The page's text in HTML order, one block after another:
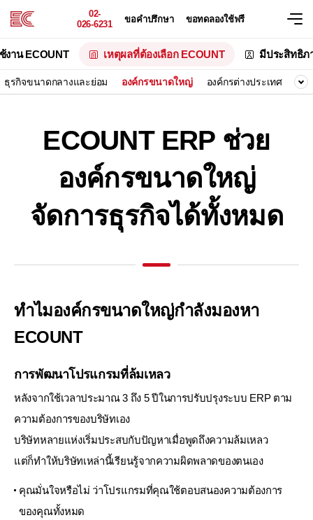
02-
026-6231
ขอคำปรึกษา ขอทดลองใช้ฟรี
งาน ECOUNT เหตุผลที่ต้องเลือก ECOUNT มีประสิทธิ
ธุรกิจขนาดกลางและย่อม องค์กรขนาดใหญ่ องค์กรต่างประเทศ ร้า
ECOUNT ERP ช่วย
องค์กรขนาดใหญ่
จัดการธุรกิจได้ทั้งหมด
ทำไมองค์กรขนาดใหญ่กำลังมองหา
ECOUNT
การพัฒนาโปรแกรมที่ล้มเหลว
หลังจากใช้เวลาประมาณ 3 ถึง 5 ปีในการปรับปรุงระบบ ERP ตาม
ความต้องการของบริษัทเอง
บริษัทหลายแห่งเริ่มประสบกับปัญหาเมื่อพูดถึงความล้มเหลว
แต่ก็ทำให้บริษัทเหล่านี้เรียนรู้จากความผิดพลาดของตนเอง
คุณมั่นใจหรือไม่ ว่าโปรแกรมที่คุณใช้ตอบสนองความต้องการ
ของคุณทั้งหมด